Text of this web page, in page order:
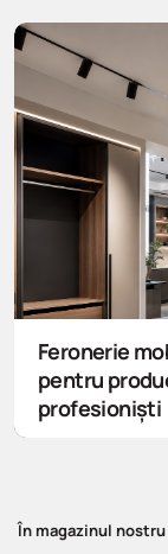
Feronerie
pentru
profesioniști
În magazinul